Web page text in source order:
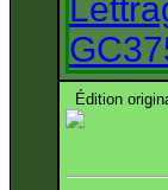
Édition